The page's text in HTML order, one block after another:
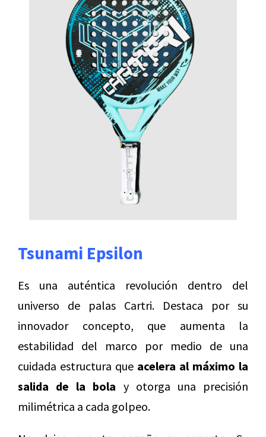
Tsunami Epsilon
Es una auténtica revolución dentro del
universo de palas Cartri. Destaca por su
innovador concepto, que aumenta la
estabilidad del marco por medio de una
cuidada estructura que acelera al máximo la
salida de la bola y otorga una precisión
milimétrica a cada golpeo.